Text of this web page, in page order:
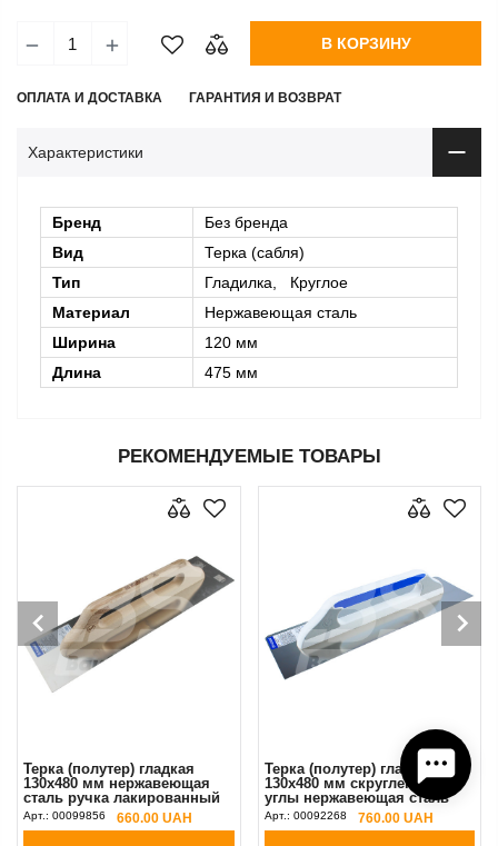
В КОРЗИНУ
ОПЛАТА И ДОСТАВКА ГАРАНТИЯ И ВОЗВРАТ
Характеристики
Бренд
Без бренда
Вид
Терка (сабля)
Тип
Гладилка, Круглое
Материал
Нержавеющая сталь
Ширина
120 мм
Длина
475 мм
РЕКОМЕНДУЕМЫЕ ТОВАРЫ
Терка (полутер) гладкая
130х480 мм нержавеющая
сталь ручка лакированный
бук Kubala
Арт.: 00099856 660.00 UAH
Терка (полутер) гладкая
130х480 мм скругленные
углы нержавеющая сталь
ручка G-21 Kubala
Арт.: 00092268 760.00 UAH